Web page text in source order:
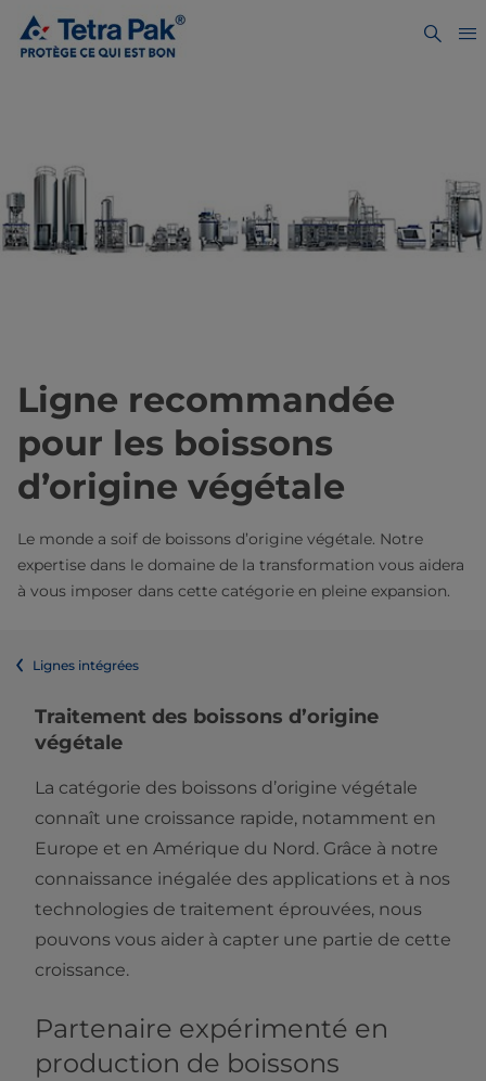
Ligne recommandée
pour les boissons
d’origine végétale
Le monde a soif de boissons d’origine végétale. Notre
expertise dans le domaine de la transformation vous aidera
à vous imposer dans cette catégorie en pleine expansion.
Lignes intégrées
Traitement des boissons d’origine
végétale
La catégorie des boissons d’origine végétale
connaît une croissance rapide, notamment en
Europe et en Amérique du Nord. Grâce à notre
connaissance inégalée des applications et à nos
technologies de traitement éprouvées, nous
pouvons vous aider à capter une partie de cette
croissance.​​
Partenaire expérimenté en
production de boissons